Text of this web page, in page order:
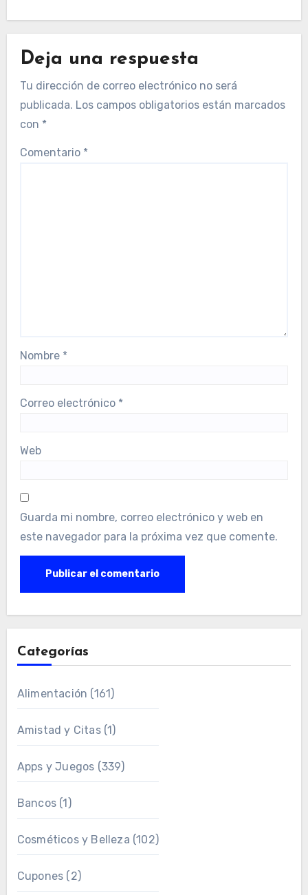
Deja una respuesta
Tu dirección de correo electrónico no será
publicada. Los campos obligatorios están marcados
con *
Comentario *
Nombre *
Correo electrónico *
Web
Guarda mi nombre, correo electrónico y web en
este navegador para la próxima vez que comente.
Categorías
Alimentación (161)
Amistad y Citas(1)
Apps y Juegos (339)
Bancos(1)
Cosméticos y Belleza (102)
Cupones (2)